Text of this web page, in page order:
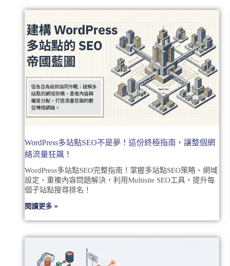
WordPress多站點SEO不是夢！這份終極指南，讓整個網
絡流量狂飆！
WordPress多站點SEO完整指南！掌握多站點SEO策略、網域
設定、重複內容問題解決，利用Multisite SEO工具，提升每
個子站點搜尋排名！
閱讀更多 »